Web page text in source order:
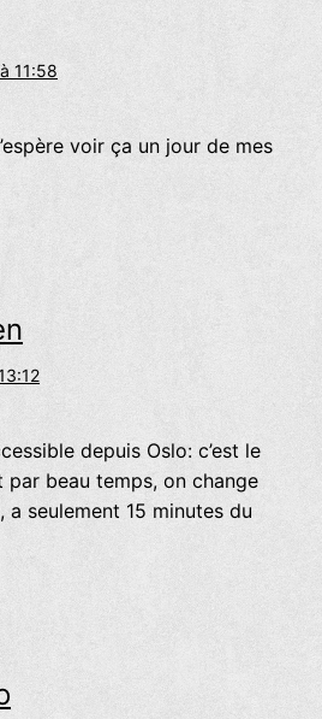
11:58
voir ça un jour de mes
depuis Oslo: c’est le
beau temps, on change
a seulement 15 minutes du